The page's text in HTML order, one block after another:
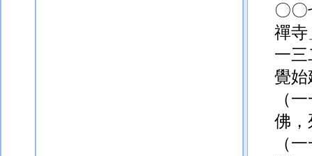
〇
禪寺
一
覺始
（
佛，
（